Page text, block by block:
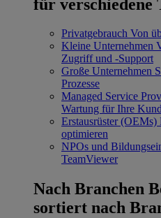
für verschiedene
Privatgebrauch Von
Kleine Unternehmen
Zugriff und -Support
Große Unternehmen
Prozesse
Managed Service
Wartung für Ihre
Erstausrüster (OEMs)
optimieren
NPOs und
TeamViewer
Nach Branchen
sortiert nach